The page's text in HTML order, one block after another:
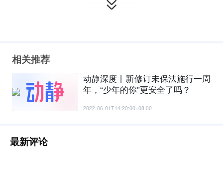
相关推荐
动静深度丨新修订未保法施行一周
年，“少年的你”更安全了吗？
2022-06-01T14:20:00+08:00
最新评论